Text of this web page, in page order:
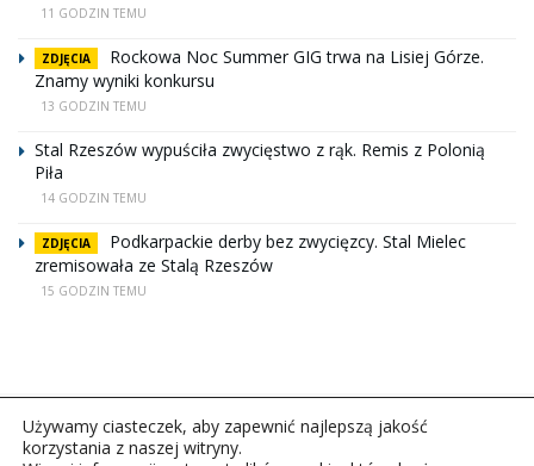
11 GODZIN TEMU
ZDJĘCIA
Rockowa Noc Summer GIG trwa na Lisiej Górze.
Znamy wyniki konkursu
13 GODZIN TEMU
Stal Rzeszów wypuściła zwycięstwo z rąk. Remis z Polonią
Piła
14 GODZIN TEMU
ZDJĘCIA
Podkarpackie derby bez zwycięzcy. Stal Mielec
zremisowała ze Stalą Rzeszów
15 GODZIN TEMU
Używamy ciasteczek, aby zapewnić najlepszą jakość
korzystania z naszej witryny.